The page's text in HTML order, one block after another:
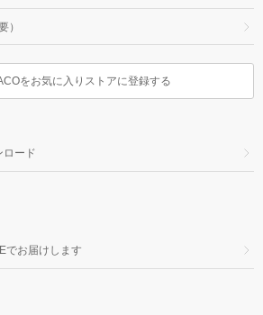
）
をお気に入りストアに登録する
ロード
でお届けします